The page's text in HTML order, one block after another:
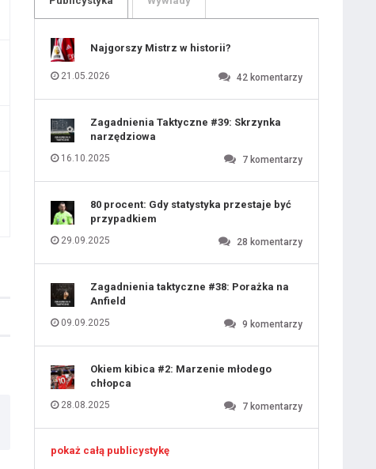
na ostatniej prostej
Juniorem?
Najgorszy Mistrz w historii?
21.05.2026 42 komentarzy
Zagadnienia Taktyczne #39: Skrzynka
narzędziowa
16.10.2025 7 komentarzy
80 procent: Gdy statystyka przestaje być
przypadkiem
29.09.2025 28 komentarzy
Zagadnienia taktyczne #38: Porażka na
Anfield
09.09.2025 9 komentarzy
Okiem kibica #2: Marzenie młodego
chłopca
28.08.2025 7 komentarzy
pokaż całą publicystykę